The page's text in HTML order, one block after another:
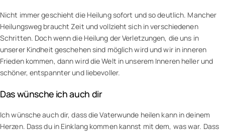
Nicht immer geschieht die Heilung sofort und so deutlich. Mancher
Heilungsweg braucht Zeit und vollzieht sich in verschiedenen
Schritten. Doch wenn die Heilung der Verletzungen, die uns in
unserer Kindheit geschehen sind möglich wird und wir in inneren
Frieden kommen, dann wird die Welt in unserem Inneren heller und
schöner, entspannter und liebevoller.
Das wünsche ich auch dir
Ich wünsche auch dir, dass die Vaterwunde heilen kann in deinem
Herzen. Dass du in Einklang kommen kannst mit dem, was war. Dass